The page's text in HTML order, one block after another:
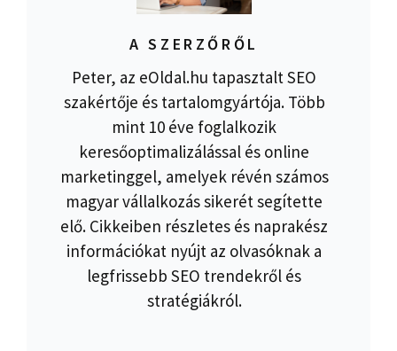
A SZERZŐRŐL
Peter, az eOldal.hu tapasztalt SEO
szakértője és tartalomgyártója. Több
mint 10 éve foglalkozik
keresőoptimalizálással és online
marketinggel, amelyek révén számos
magyar vállalkozás sikerét segítette
elő. Cikkeiben részletes és naprakész
információkat nyújt az olvasóknak a
legfrissebb SEO trendekről és
stratégiákról.